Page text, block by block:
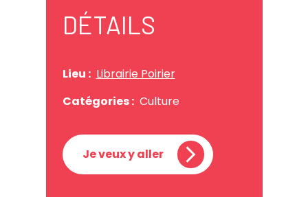
DÉTAILS
Lieu : Librairie Poirier
Catégories : Culture
Je veux y aller